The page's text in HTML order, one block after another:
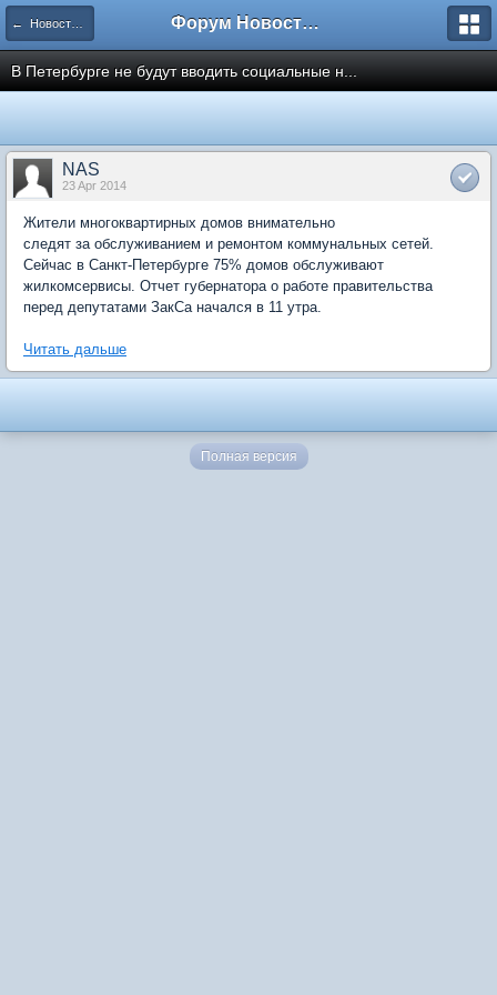
← Новости рынка недвижимости Форум Новостройки
В Петербурге не будут вводить социальные н...
NAS
23 Apr 2014
Жители многоквартирных домов внимательно
следят за обслуживанием и ремонтом коммунальных сетей.
Сейчас в Санкт-Петербурге 75% домов обслуживают
жилкомсервисы. Отчет губернатора о работе правительства
перед депутатами ЗакСа начался в 11 утра.
Читать дальше
Полная версия